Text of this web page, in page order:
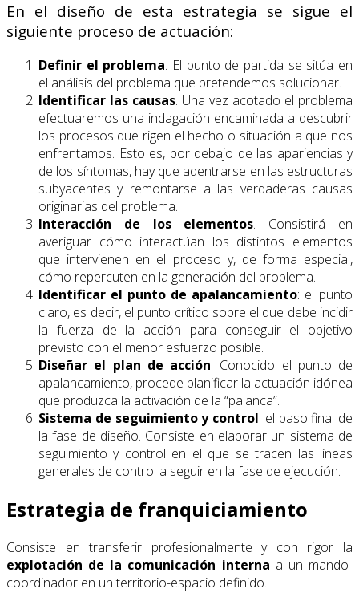
En el diseño de esta estrategia se sigue el
siguiente proceso de actuación:
Definir el problema. El punto de partida se sitúa en
el análisis del problema que pretendemos solucionar.
Identificar las causas. Una vez acotado el problema
efectuaremos una indagación encaminada a descubrir
los procesos que rigen el hecho o situación a que nos
enfrentamos. Esto es, por debajo de las apariencias y
de los síntomas, hay que adentrarse en las estructuras
subyacentes y remontarse a las verdaderas causas
originarias del problema.
Interacción de los elementos. Consistirá en
averiguar cómo interactúan los distintos elementos
que intervienen en el proceso y, de forma especial,
cómo repercuten en la generación del problema.
Identificar el punto de apalancamiento: el punto
claro, es decir, el punto crítico sobre el que debe incidir
la fuerza de la acción para conseguir el objetivo
previsto con el menor esfuerzo posible.
Diseñar el plan de acción. Conocido el punto de
apalancamiento, procede planificar la actuación idónea
que produzca la activación de la “palanca”.
Sistema de seguimiento y control: el paso final de
la fase de diseño. Consiste en elaborar un sistema de
seguimiento y control en el que se tracen las líneas
generales de control a seguir en la fase de ejecución.
Estrategia de franquiciamiento
Consiste en transferir profesionalmente y con rigor la
explotación de la comunicación interna a un mando-
coordinador en un territorio-espacio definido.